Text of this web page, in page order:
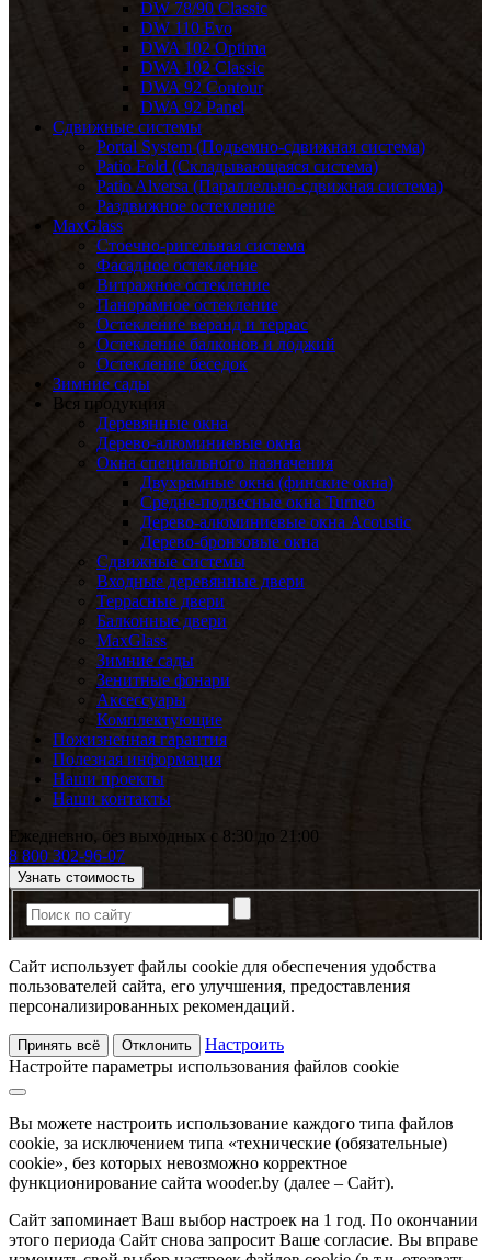
DW 78/90 Classic
DW 110 Evo
DWA 102 Optima
DWA 102 Classic
DWA 92 Contour
DWA 92 Panel
Сдвижные системы
Portal System (Подъемно-сдвижная система)
Patio Fold (Складывающаяся система)
Patio Alversa (Параллельно-сдвижная система)
Раздвижное остекление
MaxGlass
Стоечно-ригельная система
Фасадное остекление
Витражное остекление
Панорамное остекление
Остекление веранд и террас
Остекление балконов и лоджий
Остекление беседок
Зимние сады
Вся продукция
Деревянные окна
Дерево-алюминиевые окна
Окна специального назначения
Двухрамные окна (финские окна)
Средне-подвесные окна Turneo
Дерево-алюминиевые окна Acoustic
Дерево-бронзовые окна
Сдвижные системы
Входные деревянные двери
Террасные двери
Балконные двери
MaxGlass
Зимние сады
Зенитные фонари
Аксессуары
Комплектующие
Пожизненная гарантия
Полезная информация
Наши проекты
Наши контакты
Ежедневно, без выходных с 8:30 до 21:00
8 800 302-96-07
Узнать стоимость
Сайт использует файлы cookie для обеспечения удобства
пользователей сайта, его улучшения, предоставления
персонализированных рекомендаций.
Принять всё Отклонить
Настроить
Настройте параметры использования файлов cookie
Вы можете настроить использование каждого типа файлов
cookie, за исключением типа «технические (обязательные)
cookie», без которых невозможно корректное
функционирование сайта wooder.by (далее – Сайт).
Сайт запоминает Ваш выбор настроек на 1 год. По окончании
этого периода Сайт снова запросит Ваше согласие. Вы вправе